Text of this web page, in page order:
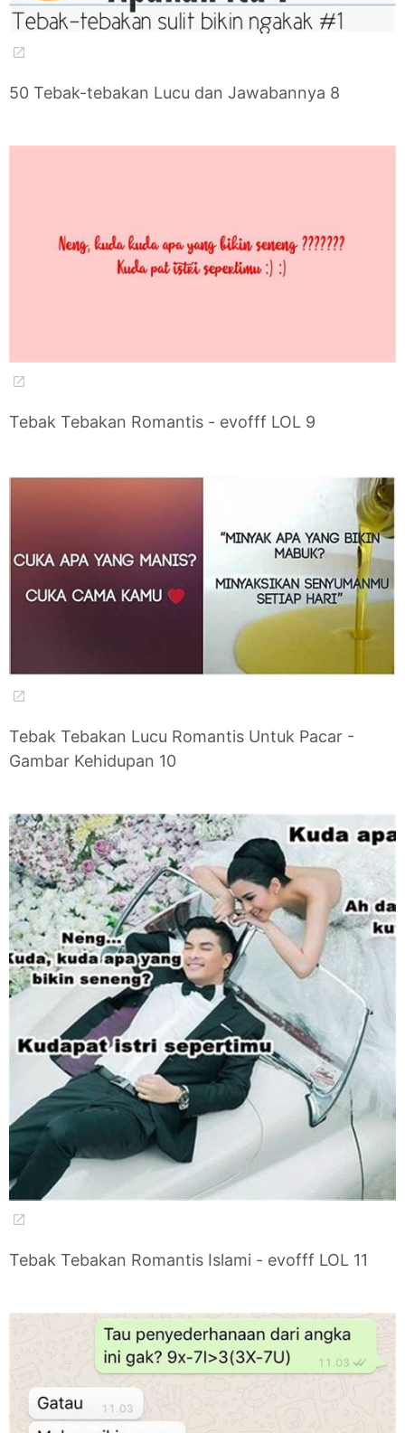
50 Tebak-tebakan Lucu dan Jawabannya 8
Tebak Tebakan Romantis - evofff LOL 9
Tebak Tebakan Lucu Romantis Untuk Pacar -
Gambar Kehidupan 10
Tebak Tebakan Romantis Islami - evofff LOL 11